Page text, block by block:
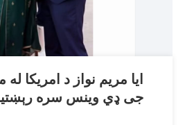
ایا مریم نواز د امریکا
جی ډي وینس سره رېښتیا